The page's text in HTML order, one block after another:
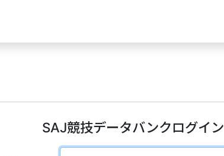
SAJ競技データバンクログイン